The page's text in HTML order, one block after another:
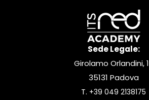
Sede Legale:
Girolamo Orlandini,
35131 Padova
T. +39 049 2138175